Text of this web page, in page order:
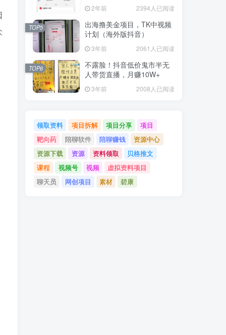
2年前 2394人已阅读
出海撸美金项目，TK中视频
计划（海外版抖音）
3年前 2061人已阅读
TOP5
不露脸！抖音低价鬼市半无
人带货直播，月赚10W+
3年前 2008人已阅读
TOP6
领取资料 项目拆解 项目分享
项目
靶向药
陪聊软件 陪聊赚钱
资源中心
资源下载
资源 资料领取
贝格推文
课程
视频号 视频
虚拟资料项目
聊天员
网创项目 素材 碧康